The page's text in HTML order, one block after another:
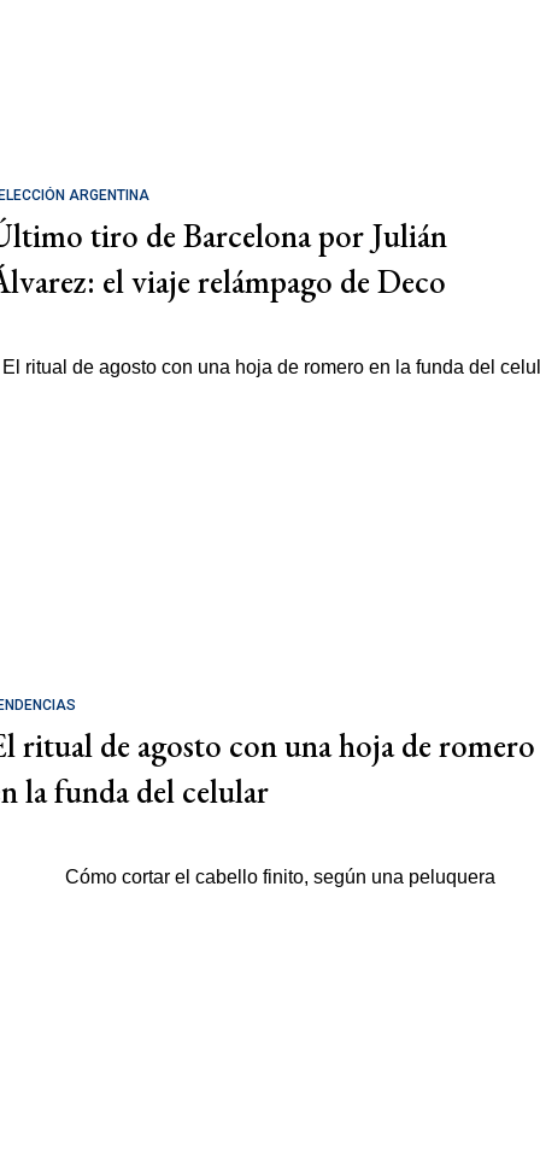
ARGENTINA
tiro de Barcelona por Julián
el viaje relámpago de Deco
ritual de agosto con una hoja de romero
la funda del celular